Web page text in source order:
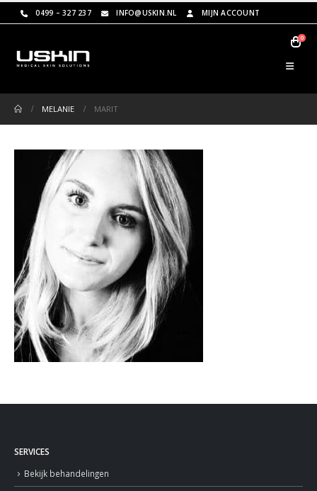
0499 – 327 237 INFO@USKIN.NL MIJN ACCOUNT
0
MELANIE MARIT
SERVICES
Bekijk behandelingen